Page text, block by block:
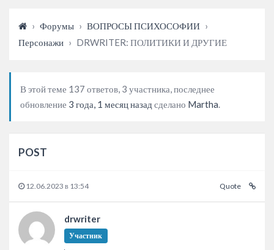
› Форумы › ВОПРОСЫ ПСИХОСОФИИ ›
Персонажи › DRWRITER: ПОЛИТИКИ И ДРУГИЕ
В этой теме 137 ответов, 3 участника, последнее
обновление 3 года, 1 месяц назад сделано Martha
POST
12.06.2023 в 13:54 Quote
drwriter
Участник